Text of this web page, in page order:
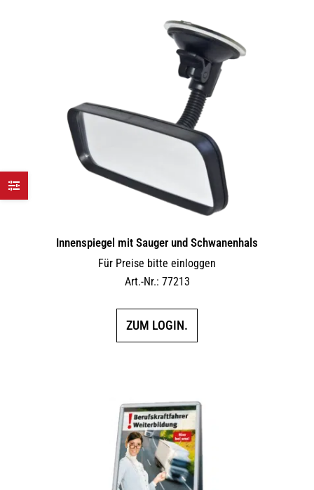
Innen­spiegel mit Sauger und Schwanenhals
Für Preise bitte einloggen
Art.-Nr.: 77213
ZUM LOGIN.